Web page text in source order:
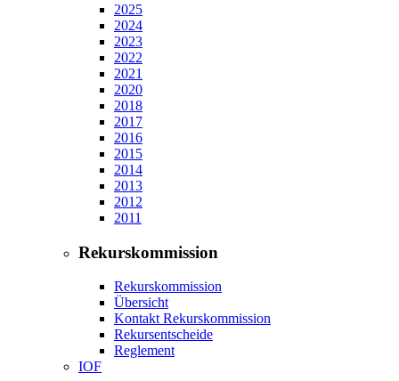
2025
2024
2023
2022
2021
2020
2018
2017
2016
2015
2014
2013
2012
2011
Rekurskommission
Rekurskommission
Übersicht
Kontakt Rekurskommission
Rekursentscheide
Reglement
IOF